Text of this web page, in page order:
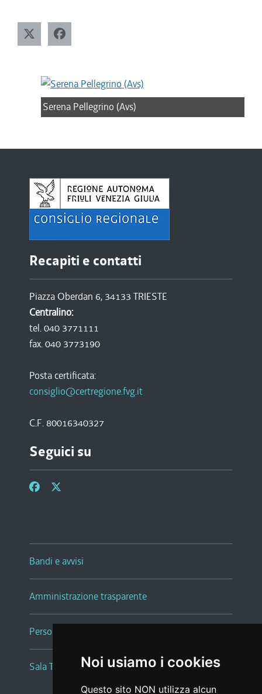
Noi usiamo i cookies
Questo sito NON utilizza alcun
Serena Pellegrino (Avs)
Recapiti e contatti
Piazza Oberdan 6, 34133 TRIESTE
Centralino:
tel. 040 3771111
fax. 040 3773190
Posta certificata:
consiglio@certregione.fvg.it
C.F. 80016340327
Seguici su
Bandi e avvisi
Amministrazione trasparente
Persone e Uffici
Sala Tiziano Tessitori